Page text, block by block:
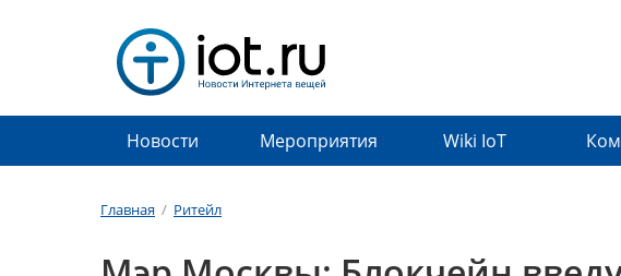
Новости Мероприятия Wiki IoT
Главная / Ритейл